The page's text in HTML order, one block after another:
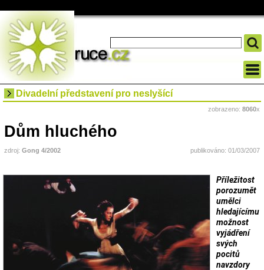
Divadelní představení pro neslyšící
zobrazeno: 8060x
Dům hluchého
zdroj: Gong 4/2002 publikováno: 01/03/2007
Příležitost
porozumět
umělci
hledajícímu
možnost
vyjádření
svých
pocitů
navzdory